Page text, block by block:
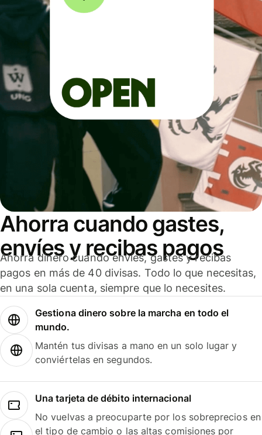
Ahorra cuando gastes,
envíes y recibas pagos
Ahorra dinero cuando envíes, gastes y recibas
pagos en más de 40 divisas. Todo lo que necesitas,
en una sola cuenta, siempre que lo necesites.
Gestiona dinero sobre la marcha en todo el
mundo.
Mantén tus divisas a mano en un solo lugar y
conviértelas en segundos.
Una tarjeta de débito internacional
No vuelvas a preocuparte por los sobreprecios en
el tipo de cambio o las altas comisiones por